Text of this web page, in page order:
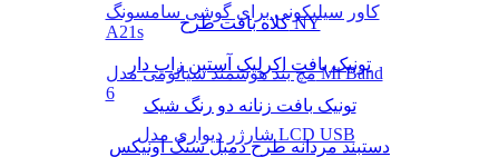
کاور سیلیکونی برای گوشی سامسونگ
A21s
مچ بند هوشمند شیائومی مدل Mi Band
6
شارژر دیواری مدل LCD USB
کلاه بافت طرح NY
تونیک بافت اکرلیک آستین زاپ دار
تونیک بافت زنانه دو رنگ شیک
دستبند مردانه طرح دمبل سنگ اونیکس